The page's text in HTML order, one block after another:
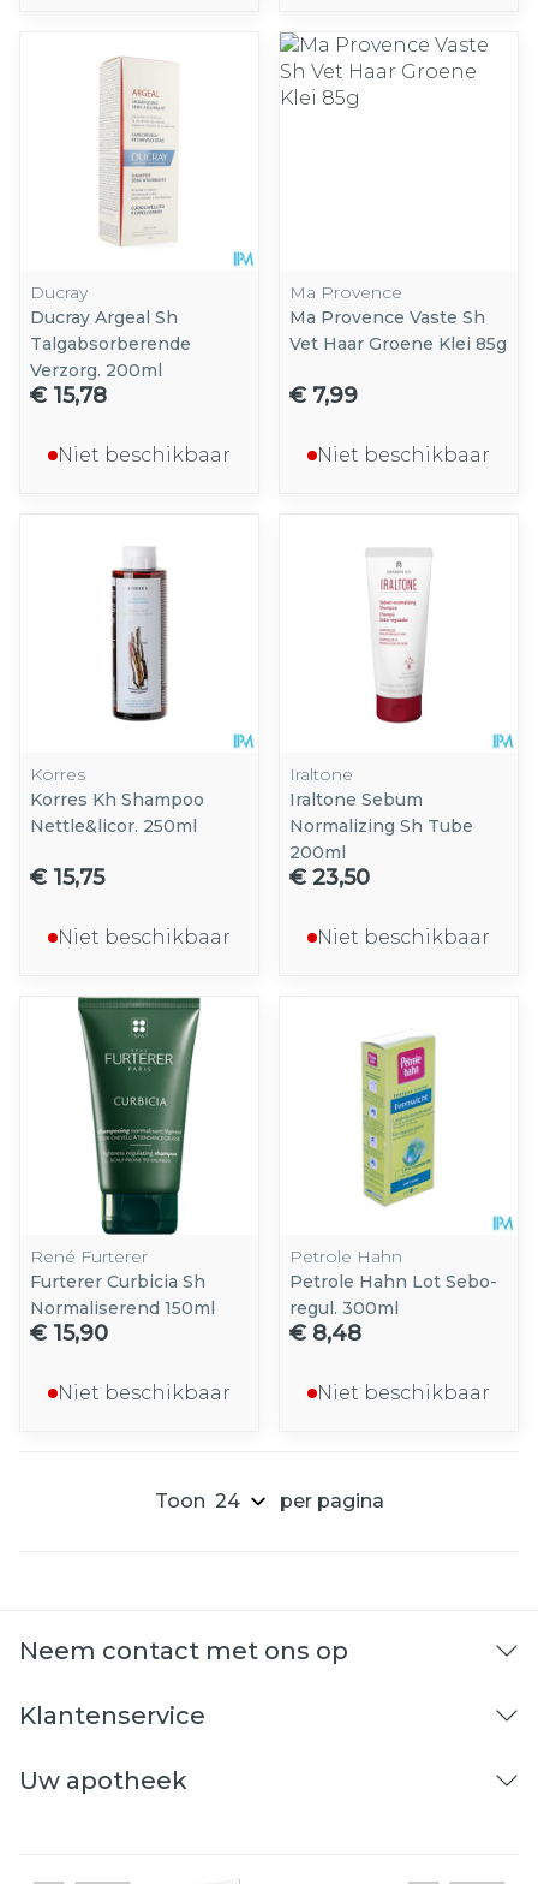
Ducray
Ducray Argeal Sh
Talgabsorberende
Verzorg. 200ml
€ 15,78
Niet beschikbaar
Ma Provence
Ma Provence Vaste Sh
Vet Haar Groene Klei 85g
€ 7,99
Niet beschikbaar
Korres
Korres Kh Shampoo
Nettle&licor. 250ml
€ 15,75
Niet beschikbaar
Iraltone
Iraltone Sebum
Normalizing Sh Tube
200ml
€ 23,50
Niet beschikbaar
René Furterer
Furterer Curbicia Sh
Normaliserend 150ml
€ 15,90
Niet beschikbaar
Petrole Hahn
Petrole Hahn Lot Sebo-
regul. 300ml
€ 8,48
Niet beschikbaar
Toon per pagina
Neem contact met ons op
Klantenservice
Uw apotheek